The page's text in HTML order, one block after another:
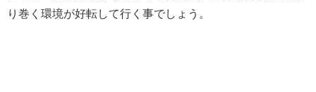
り巻く環境が好転して行く事でしょう。